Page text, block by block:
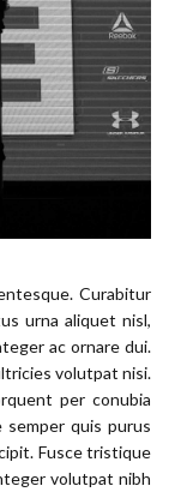
Curabitur
urna aliquet nisl,
ac ornare dui.
volutpat nisi.
per conubia
semper quis purus
Fusce tristique
volutpat nibh